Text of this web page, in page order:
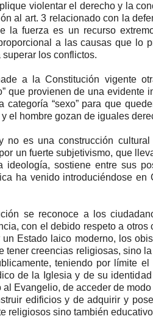
violentar el derecho y la
al art. 3 relacionado con la
la fuerza es un recurso
a las causas que lo
los conflictos.
a la Constitución vigente
que provienen de una evidente
“sexo” para que
el hombre gozan de iguales
es una construcción
un fuerte subjetivismo, que
sostiene entre sus
ha venido introduciéndose
se reconoce a los
con el debido respeto a
Estado laico moderno, los
tener creencias religiosas, sino
teniendo por límite
de la Iglesia y de su
Evangelio, de acceder de
edificios y de adquirir y
religiosos sino también